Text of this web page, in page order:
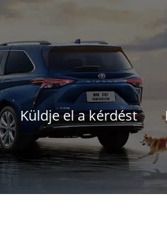
Küldje el a kérdést